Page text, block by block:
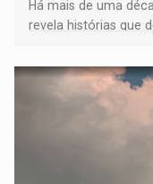
Há mais de uma
revela histórias que
negras